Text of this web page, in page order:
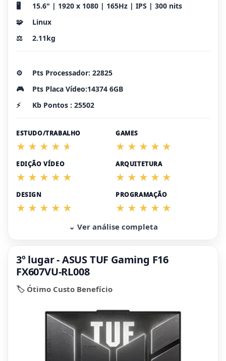
🖥️
15.6" | 1920 x 1080 | 165Hz | IPS | 300 nits
🧩
Linux
⚖️
2.11kg
⚙️
Pts Processador: 22825
🎮
Pts Placa Vídeo:14374 6GB
⚡
Kb Pontos : 25502
ESTUDO/TRABALHO GAMES
EDIÇÃO VÍDEO ARQUITETURA
DESIGN PROGRAMAÇÃO
⌄ Ver análise completa
3º lugar - ASUS TUF Gaming F16
FX607VU-RL008
🏷️ Ótimo Custo Benefício